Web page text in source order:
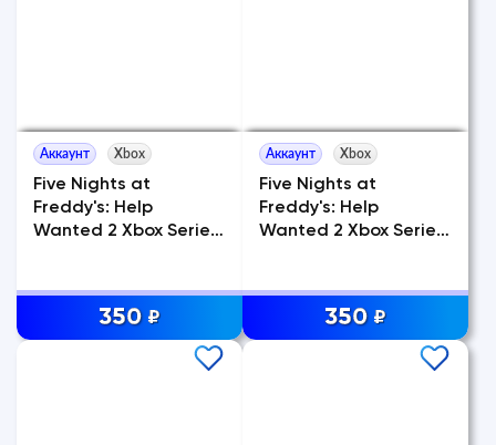
Аккаунт Xbox
Five Nights at
Freddy's: Help
Wanted 2 Xbox Series
350 ₽
Аккаунт Xbox
Five Nights at
Freddy's: Help
Wanted 2 Xbox Series
350 ₽